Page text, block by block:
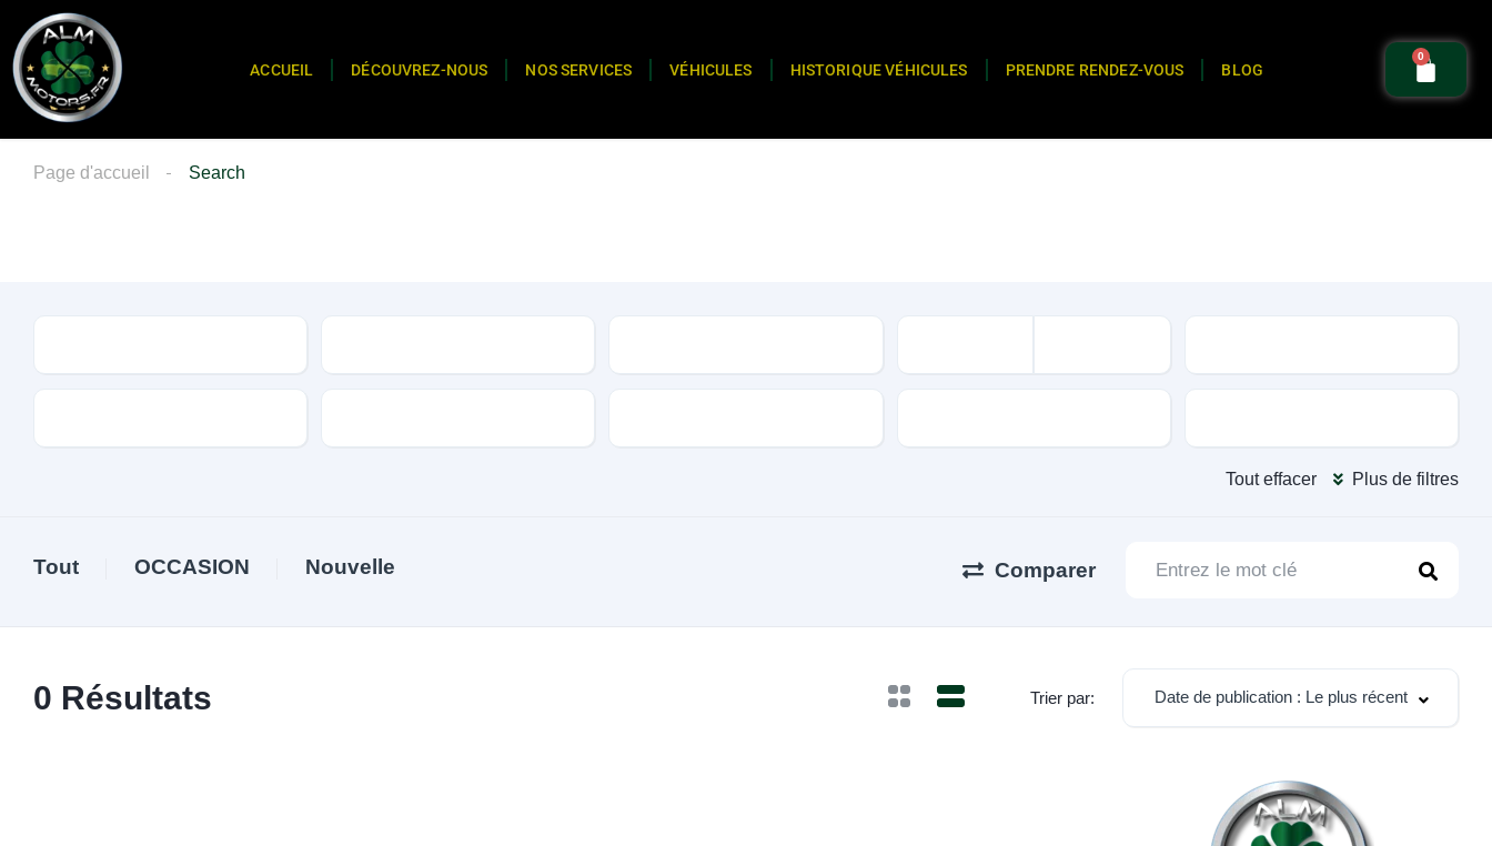
ACCUEIL DÉCOUVREZ-NOUS NOS SERVICES VÉHICULES HISTORIQUE VÉHICULES PRENDRE RENDEZ-VOUS BLOG
0
Page d'accueil Search
Tout effacer Plus de filtres
Tout OCCASION Nouvelle Comparer
0 Résultats Trier par: Date de publication : Le plus récent